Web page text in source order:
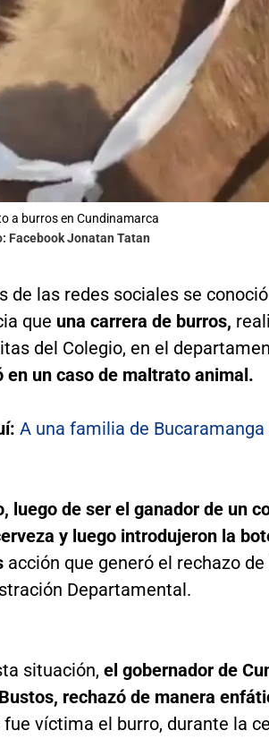
a burros en Cundinamarca
Facebook Jonatan Tatan
de las redes sociales se
que una carrera de burros,
del Colegio, en el
en un caso de maltrato animal.
A una familia de
luego de ser el ganador de un
y luego introdujeron la
acción que generó el rechazo
Departamental.
situación, el gobernador de
rechazó de manera
fue víctima el burro, durante la